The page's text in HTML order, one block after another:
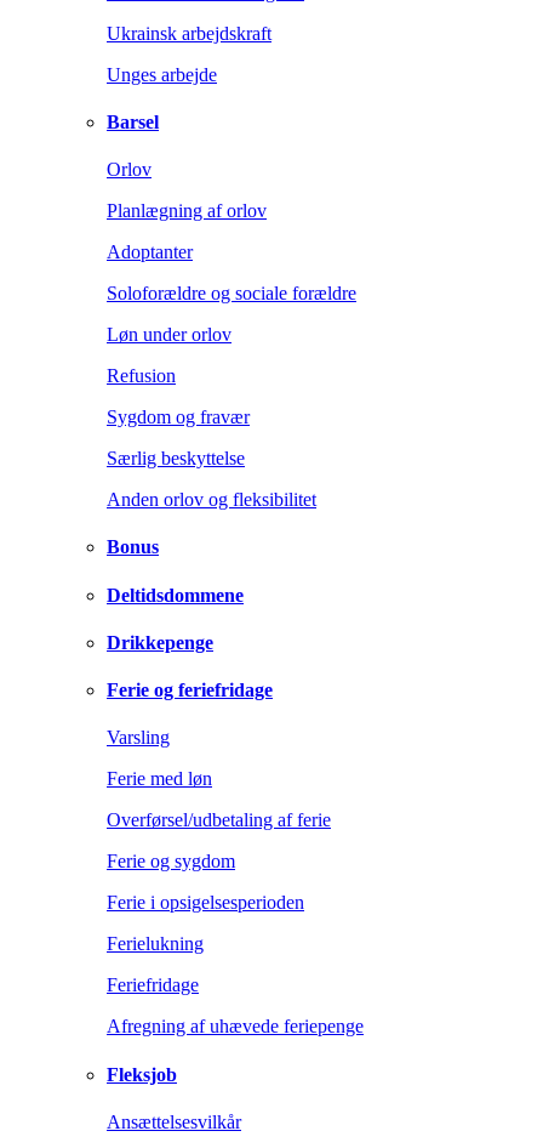
Ukrainsk arbejdskraft
Unges arbejde
Barsel
Orlov
Planlægning af orlov
Adoptanter
Soloforældre og sociale forældre
Løn under orlov
Refusion
Sygdom og fravær
Særlig beskyttelse
Anden orlov og fleksibilitet
Bonus
Deltidsdommene
Drikkepenge
Ferie og feriefridage
Varsling
Ferie med løn
Overførsel/udbetaling af ferie
Ferie og sygdom
Ferie i opsigelsesperioden
Ferielukning
Feriefridage
Afregning af uhævede feriepenge
Fleksjob
Ansættelsesvilkår